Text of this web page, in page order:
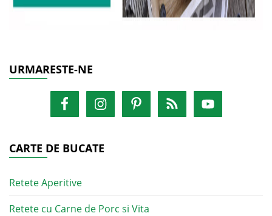
URMARESTE-NE
CARTE DE BUCATE
Retete Aperitive
Retete cu Carne de Porc si Vita